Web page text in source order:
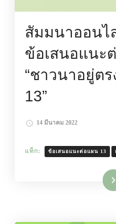
สัมมนาออนไ
ข้อเสนอแนะ
“ชาวนาอยู่ต
13”
14 มีนาคม 2022
แท็ก: ข้อเสนอแนะต่อแผน 13
อ่านเพิ่มเติม